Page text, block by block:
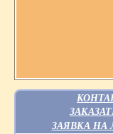
ЗАЯВКА НА